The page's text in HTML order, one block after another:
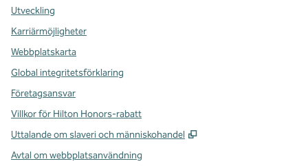
Utveckling
Karriärmöjligheter
Webbplatskarta
Global integritetsförklaring
Företagsansvar
Villkor för Hilton Honors-rabatt
Uttalande om slaveri och människohandel
,
Avtal om webbplatsanvändning